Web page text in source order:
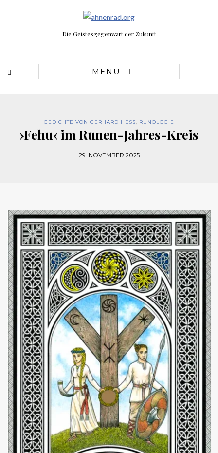
Die Geistesgegenwart der Zukunft
MENU
GEDICHTE VON GERHARD HESS, RUNOLOGIE
›Fehu‹ im Runen-Jahres-Kreis
29. NOVEMBER 2025